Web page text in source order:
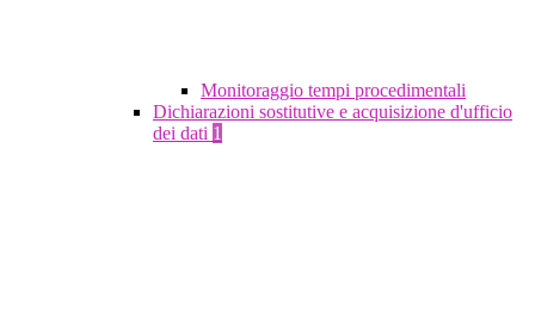
Monitoraggio tempi procedimentali
Dichiarazioni sostitutive e acquisizione d'ufficio
dei dati 1